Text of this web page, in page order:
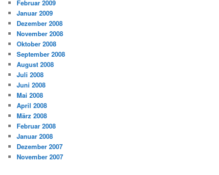
Februar 2009
Januar 2009
Dezember 2008
November 2008
Oktober 2008
September 2008
August 2008
Juli 2008
Juni 2008
Mai 2008
April 2008
März 2008
Februar 2008
Januar 2008
Dezember 2007
November 2007